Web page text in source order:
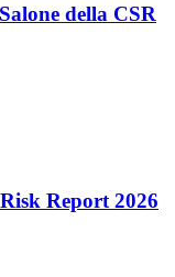
della CSR
Report 2026